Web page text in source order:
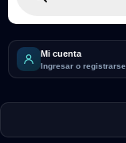
Mi cuenta
Ingresar o registrarse